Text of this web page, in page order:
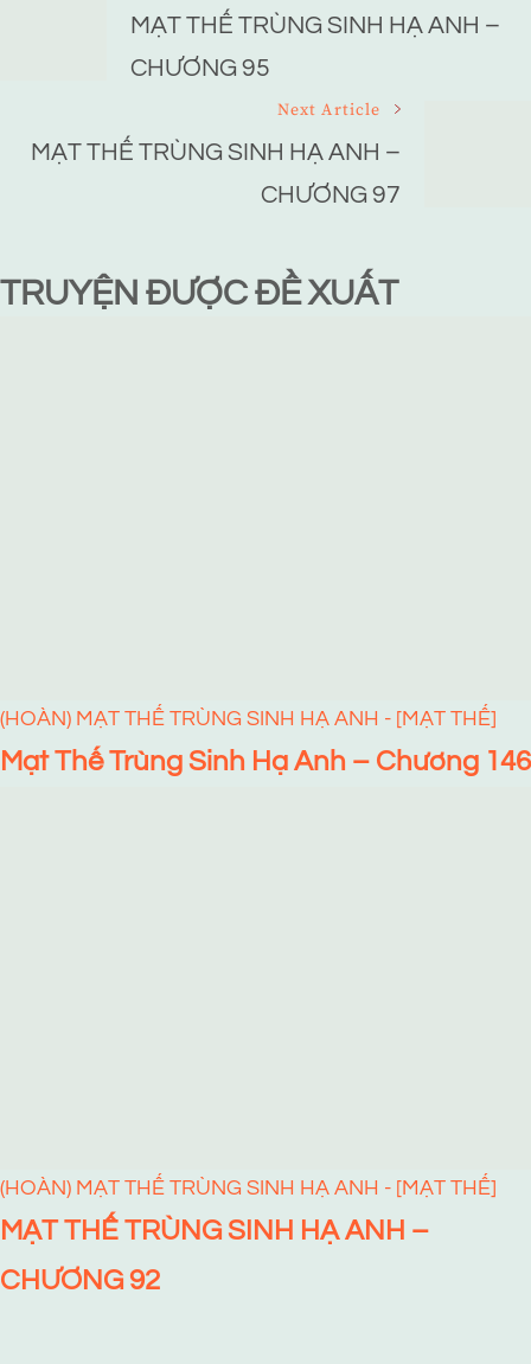
NavigationMẠT THẾ TRÙNG SINH HẠ ANH –
CHƯƠNG 95
Next Article
MẠT THẾ TRÙNG SINH HẠ ANH –
CHƯƠNG 97
TRUYỆN ĐƯỢC ĐỀ XUẤT
(HOÀN) MẠT THẾ TRÙNG SINH HẠ ANH - [MẠT THẾ]
Mạt Thế Trùng Sinh Hạ Anh – Chương 146
(HOÀN) MẠT THẾ TRÙNG SINH HẠ ANH - [MẠT THẾ]
MẠT THẾ TRÙNG SINH HẠ ANH –
CHƯƠNG 92